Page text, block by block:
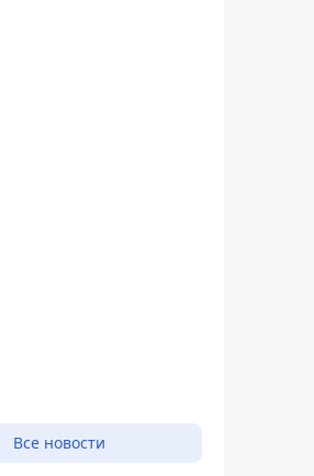
Все новости